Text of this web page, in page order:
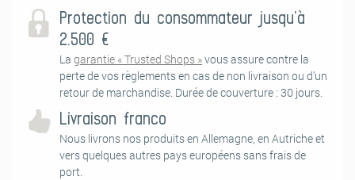
1. Vorbereitung Untergrund
Die Untergrundvorbereitung ist das A und O beim Tapezieren! Damit
die Fototapete ihre volle optische Wirkung erzielen kann, müssen ein
paar Dinge beachtet werden: Die Wand sollte sauber, glatt und
fettfrei sein. Eventuelle Tapetenreste, Beschichtungen, raue Stellen
oder Öl-/Latexfarben sollten entfernt und Löcher und Risse
verspachtelt werden. Damit die Fototapete gut durchtrocknen kann,
muss der Untergrund Feuchtigkeit aufnehmen können.
Protection du consommateur jusqu’à
2.500 €
La garantie « Trusted Shops »vous assure contre la
perte de vos règlements en cas de non livraison ou d’un
retour de marchandise. Durée de couverture : 30 jours.
Livraison franco
Nous livrons nos produits en Allemagne, en Autriche et
vers quelques autres pays européens sans frais de
port.